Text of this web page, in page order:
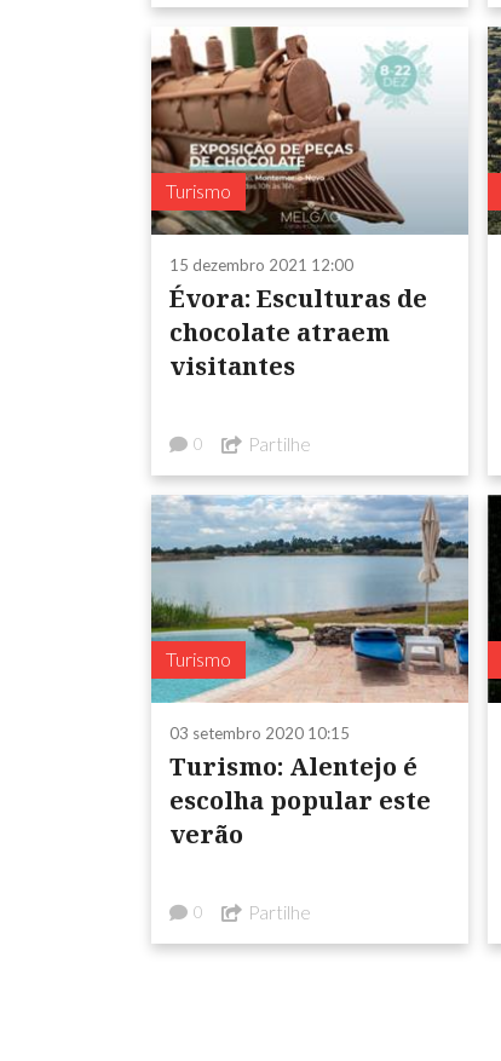
Turismo
15 dezembro 2021 12:00
Évora: Esculturas de
chocolate atraem
visitantes
0 Partilhe
Turismo
03 setembro 2020 10:15
Turismo: Alentejo é
escolha popular este
verão
0 Partilhe